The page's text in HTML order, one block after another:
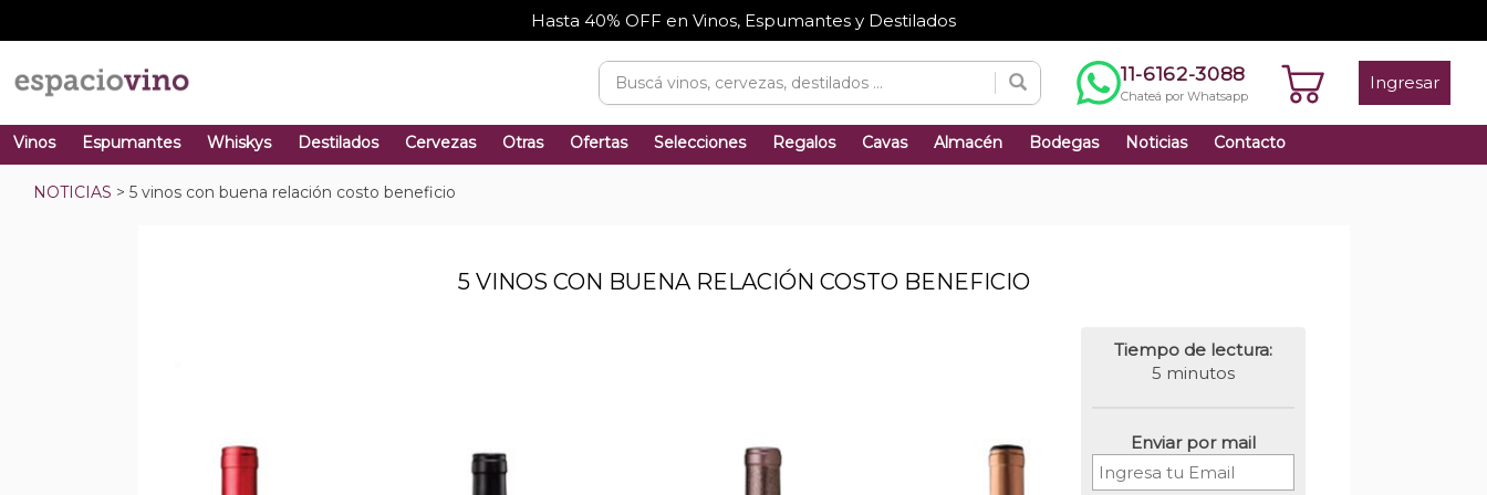
Hasta 40% OFF en Vinos, Espumantes y Destilados
11-6162-3088
Chateá por Whatsapp
Ingresar
Vinos Espumantes Whiskys Destilados Cervezas Otras Ofertas Selecciones Regalos Cavas Almacén Bodegas Noticias Contacto
NOTICIAS > 5 vinos con buena relación costo beneficio
5 VINOS CON BUENA RELACIÓN COSTO BENEFICIO
Tiempo de lectura:
5 minutos
Enviar por mail